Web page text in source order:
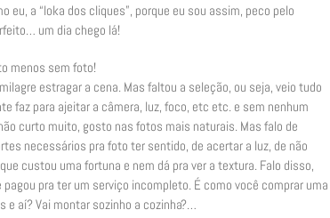
eu, a “loka dos cliques”, porque eu sou assim, peco pelo
um dia chego lá!
menos sem foto!
estragar a cena. Mas faltou a seleção, ou seja, veio tudo
faz para ajeitar a câmera, luz, foco, etc etc. e sem nenhum
curto muito, gosto nas fotos mais naturais. Mas falo de
necessários pra foto ter sentido, de acertar a luz, de não
custou uma fortuna e nem dá pra ver a textura. Falo disso,
pra ter um serviço incompleto. É como você comprar uma
e aí? Vai montar sozinho a cozinha?…